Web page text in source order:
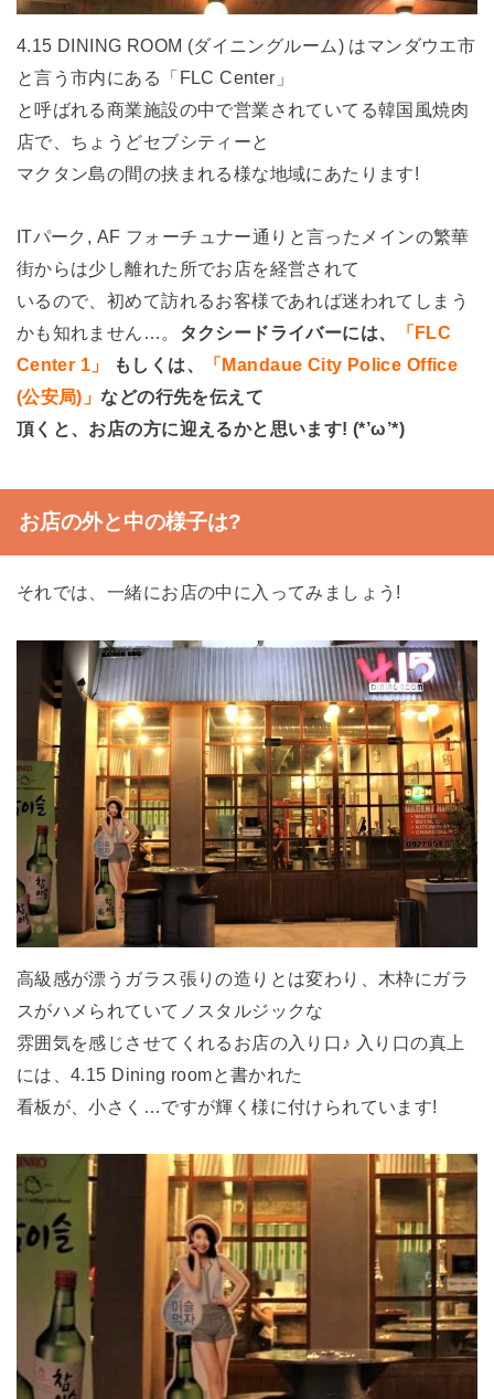
4.15 DINING ROOM (ダイニングルーム) はマンダウエ市
と言う市内にある「FLC Center」
と呼ばれる商業施設の中で営業されていてる韓国風焼肉
店で、ちょうどセブシティーと
マクタン島の間の挟まれる様な地域にあたります!
ITパーク, AF フォーチュナー通りと言ったメインの繁華
街からは少し離れた所でお店を経営されて
いるので、初めて訪れるお客様であれば迷われてしまう
かも知れません…。 タクシードライバーには、
「FLC
Center 1」
もしくは、
「Mandaue City Police Office
(公安局)」などの行先を伝えて
頂くと、お店の方に迎えるかと思います! (*’ω’*)
お店の外と中の様子は?
それでは、一緒にお店の中に入ってみましょう!
高級感が漂うガラス張りの造りとは変わり、木枠にガラ
スがハメられていてノスタルジックな
雰囲気を感じさせてくれるお店の入り口♪ 入り口の真上
には、4.15 Dining roomと書かれた
看板が、小さく…ですが輝く様に付けられています!